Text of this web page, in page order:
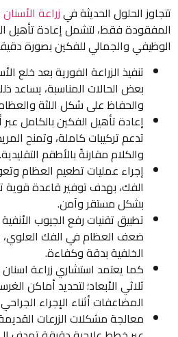
تتجاوز الحلول الحديثة فيزراعة الأسنان
المفقودة فقط، لتشمل إعادة تأهيل
الوظيفي والجمالي للفكين بصورة
تنفيذ الزراعة الفورية بعد خلع
بعض الحالات المناسبة، يساعد
والحفاظ على شكل اللثة
إعادة تأهيل الفكين بالكامل عبر
تدعم تركيبات كاملة، وتمنح
والكلام مقارنةً بالأطقم التقليدية.
إجراء عمليات تطعيم العظام
الفك، بهدف توفير قاعدة قوية
بشكل مستقر وآمن.
تطبيق تقنيات رفع الجيوب
ضعف العظام في الفك العلوي،
الخلفية بدقة وكفاءة.
كما يعتمد استشاري زراعة
ثلاثي الأبعاد؛ لتحديد أماكن
المضاعفات أثناء الإجراء
معالجة مشكلات الزرعات